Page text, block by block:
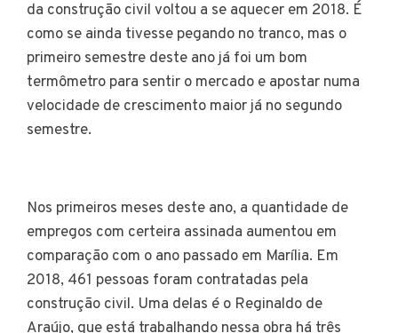
da construção civil voltou a se aquecer em 2018. É
como se ainda tivesse pegando no tranco, mas o
primeiro semestre deste ano já foi um bom
termômetro para sentir o mercado e apostar numa
velocidade de crescimento maior já no segundo
semestre.
Nos primeiros meses deste ano, a quantidade de
empregos com certeira assinada aumentou em
comparação com o ano passado em Marília. Em
2018, 461 pessoas foram contratadas pela
construção civil. Uma delas é o Reginaldo de
Araújo, que está trabalhando nessa obra há três